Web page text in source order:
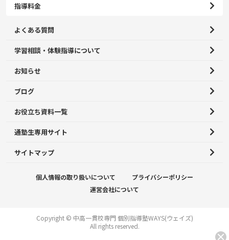
指導料金
よくある質問
学習相談・体験指導について
お知らせ
ブログ
お役立ち資料一覧
通塾生専用サイト
サイトマップ
個人情報の取り扱いについて
プライバシーポリシー
運営会社について
Copyright © 中高一貫校専門 個別指導塾WAYS(ウェイズ)
All rights reserved.